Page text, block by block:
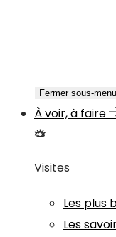
Fermer sous-menu
À voir, à faire
Visites
Les plus
Les